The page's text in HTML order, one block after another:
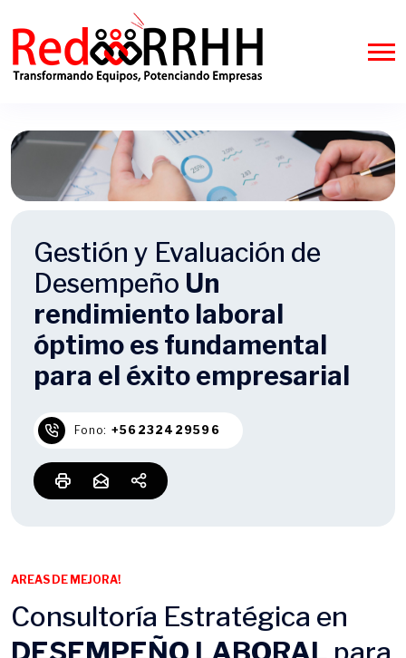
Gestión y Evaluación de
Desempeño Un
rendimiento laboral
óptimo es fundamental
para el éxito empresarial
Fono: +56232429596
AREAS DE MEJORA!
Consultoría Estratégica en